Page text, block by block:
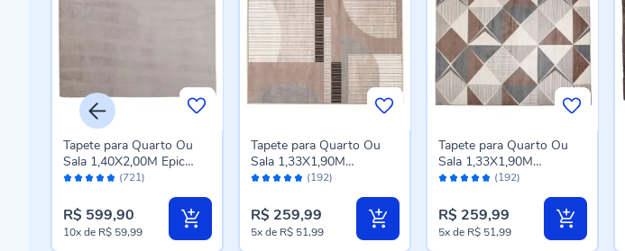
Avaliação: (721)
Tapete para Quarto Ou
Sala 1,40X2,00M Epic
Havan Casa - Cinza Novo
R$ 599,90
10xde R$ 59,99
Avaliação: (192)
Tapete para Quarto Ou
Sala 1,33X1,90M
Renaissance Havan Casa
R$ 259,99
5xde R$ 51,99
Avaliação: (192)
Tapete para Quarto Ou
Sala 1,33X1,90M
Renaissance Havan Casa
R$ 259,99
5xde R$ 51,99